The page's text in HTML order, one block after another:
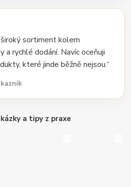
sortiment kolem
a rychlé dodání. Navíc oceňuji
které jinde běžně nejsou.“
a tipy z praxe